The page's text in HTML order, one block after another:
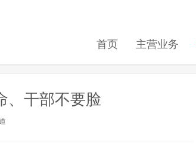
首页 主营业务
、干部不要脸